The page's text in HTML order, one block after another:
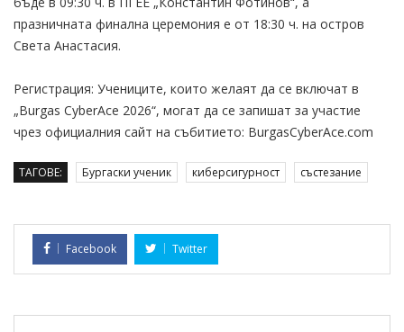
празничната финална церемония е от 18:30 ч. на остров
Света Анастасия.
Регистрация: Учениците, които желаят да се включат в
„Burgas CyberAce 2026“, могат да се запишат за участие
чрез официалния сайт на събитието: BurgasCyberAce.com
ТАГОВЕ: Бургаски ученик киберсигурност състезание
Facebook Twitter